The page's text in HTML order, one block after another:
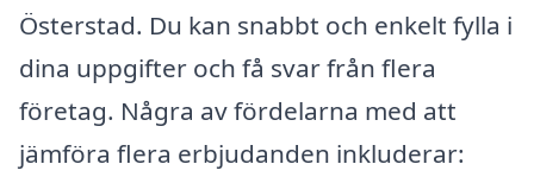
Österstad. Du kan snabbt och enkelt fylla i
dina uppgifter och få svar från flera
företag. Några av fördelarna med att
jämföra flera erbjudanden inkluderar: